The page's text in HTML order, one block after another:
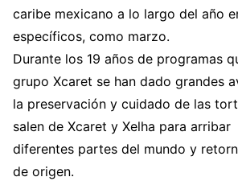
caribe mexicano a lo largo del año
específicos, como marzo.
Durante los 19 años de programas
grupo Xcaret se han dado grandes
la preservación y cuidado de las
salen de Xcaret y Xelha para
diferentes partes del mundo y
de origen.